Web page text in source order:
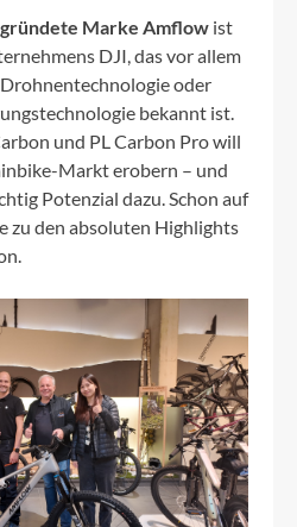
Marke Amflow ist
DJI, das vor allem
oder
bekannt ist.
und PL Carbon Pro will
Markt erobern – und
Potenzial dazu. Schon auf
zu den absoluten Highlights